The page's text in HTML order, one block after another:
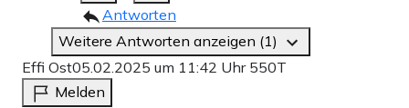
Antworten
Weitere Antworten anzeigen (1)
Effi Ost05.02.2025 um 11:42 Uhr 550T
Melden